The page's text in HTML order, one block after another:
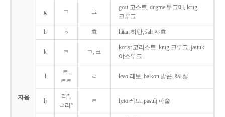
자음
g ㄱ 그
gost 고스트, dugme 두그메, krug
크루그
h ㅎ 흐 hitan 히탄, šah 샤흐
k ㅋ ㄱ, 크
korist 코리스트, krug 크루그, jastuk
야스투크
l
ㄹ,
ㄹㄹ
ㄹ levo 레보, balkon 발콘, šal 샬
lj
리*,
ㄹ리*
ㄹ ljeto 레토, pasulj 파술